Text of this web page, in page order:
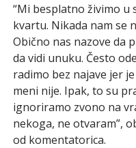
“Mi besplatno živimo u
kvartu. Nikada nam se
Obično nas nazove da
da vidi unuku. Često
radimo bez najave jer
meni nije. Ipak, to su
ignoriramo zvono na
nekoga, ne otvaram”,
od komentatorica.